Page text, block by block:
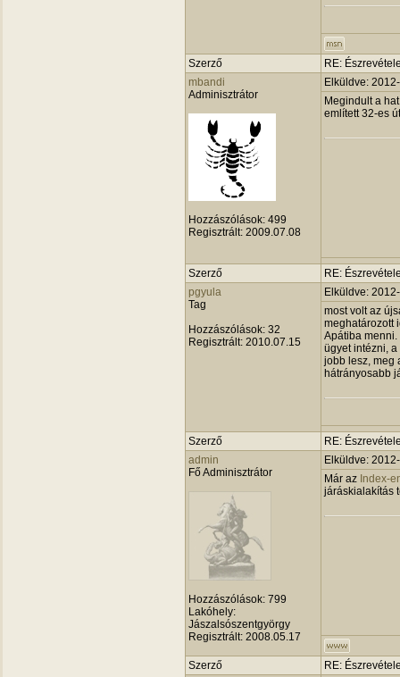
Szerző
RE:
mbandi
Adminisztrátor
Hozzászólások: 499
Regisztrált: 2009.07.08
Elküldve:
Megindult a
említett 32-es
Szerző
RE:
pgyula
Tag
Hozzászólások: 32
Regisztrált: 2010.07.15
Elküldve:
most volt az
meghatározott
Apátiba
ügyet intézni,
jobb lesz, meg
hátrányosabb
Szerző
RE:
admin
Fő Adminisztrátor
Hozzászólások: 799
Lakóhely:
Jászalsószentgyörgy
Regisztrált: 2008.05.17
Elküldve:
Már az Index-
járáskialakítás
Szerző
RE: